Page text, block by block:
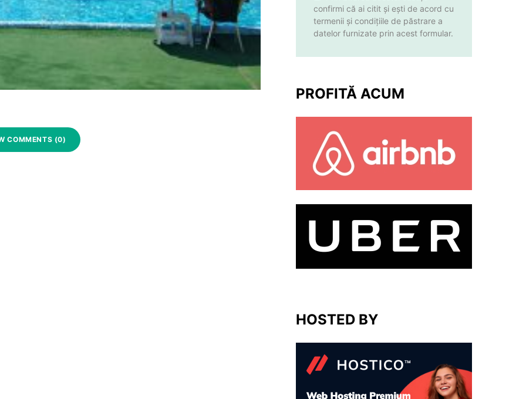
COMMENTS (0)
confirmi că ai citit și ești de acord cu
termenii și condițiile de păstrare a
datelor furnizate prin acest formular.
PROFITĂ ACUM
HOSTED BY